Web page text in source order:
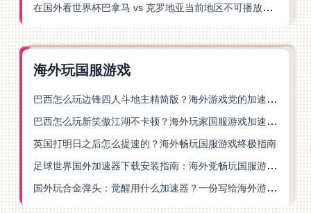
在国外看世界杯巴拿马 vs 克罗地亚当前地区不可播放？这篇指南帮你轻松解决海外体育直播难题
海外玩国服游戏
巴西怎么玩边锋四人斗地主精简版？海外游戏党的加速器终极选择
巴西怎么玩新笑傲江湖不卡顿？海外玩家国服游戏加速终极指南（附猫和老鼠一梦江湖实测）
英国打明日之后怎么提速的？海外畅玩国服游戏终极指南
足球世界国外加速器下载安装指南：海外党畅玩国服游戏的终极解决方案
国外玩合金弹头：觉醒用什么加速器？一份写给海外游子的畅玩指南